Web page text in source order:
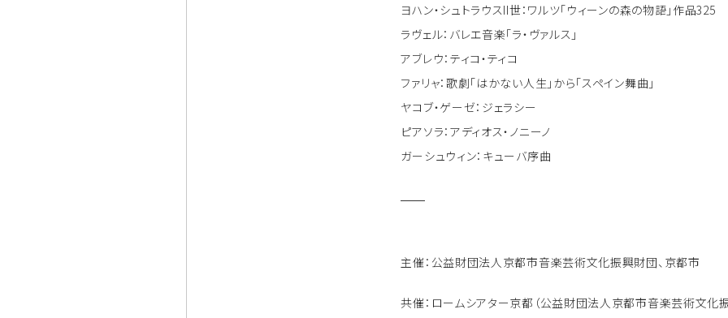
ヨハン・シュトラウスII世：ワルツ「ウィーンの森の物語」作品325
ラヴェル：バレエ音楽「ラ・ヴァルス」
アブレウ：ティコ・ティコ
ファリャ：歌劇「はかない人生」から「スペイン舞曲」
ヤコブ・ゲーゼ：ジェラシー
ピアソラ：アディオス・ノニーノ
ガーシュウィン：キューバ序曲
主催：公益財団法人京都市音楽芸術文化振興財団、京都市
共催：ロームシアター京都（公益財団法人京都市音楽芸術文化